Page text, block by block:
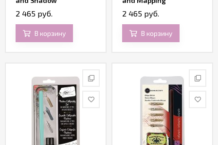
2 465 руб.
В корзину
2 465 руб.
В корзину